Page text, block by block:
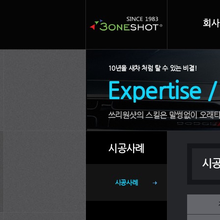
회
10년을 새차 처럼 탈 수 있는 비결!
Expertise
쓰리원샷의 스킬은 말썽없이 오래
시공사례
시공사례
시